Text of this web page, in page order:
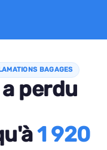
BAGAGES
perdu
1 920